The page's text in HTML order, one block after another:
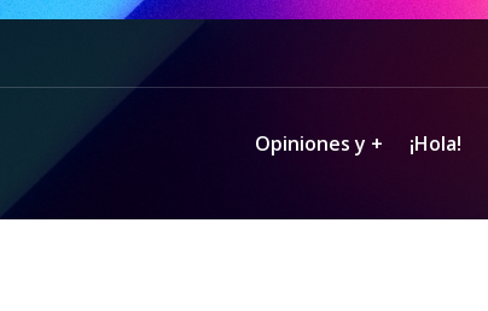
Opiniones y + ¡Hola!